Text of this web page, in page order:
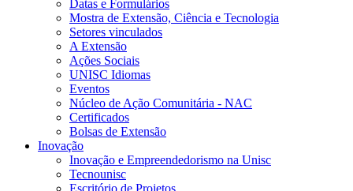
Datas e Formulários
Mostra de Extensão, Ciência e Tecnologia
Setores vinculados
A Extensão
Ações Sociais
UNISC Idiomas
Eventos
Núcleo de Ação Comunitária - NAC
Certificados
Bolsas de Extensão
Inovação
Inovação e Empreendedorismo na Unisc
Tecnounisc
Escritório de Projetos